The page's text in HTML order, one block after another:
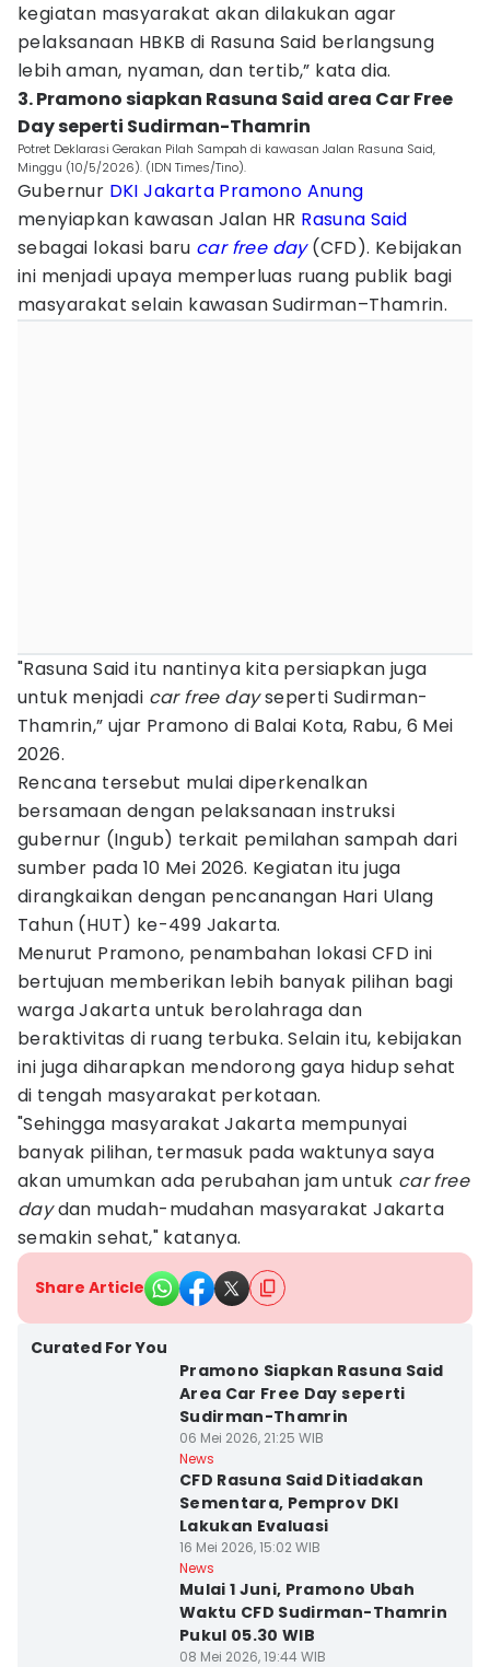
kegiatan masyarakat akan dilakukan agar
pelaksanaan HBKB di Rasuna Said berlangsung
lebih aman, nyaman, dan tertib,” kata dia.
3. Pramono siapkan Rasuna Said area Car Free
Day seperti Sudirman-Thamrin
Potret Deklarasi Gerakan Pilah Sampah di kawasan Jalan Rasuna Said,
Minggu (10/5/2026). (IDN Times/Tino).
Gubernur DKI Jakarta Pramono Anung
menyiapkan kawasan Jalan HR Rasuna Said
sebagai lokasi baru car free day(CFD). Kebijakan
ini menjadi upaya memperluas ruang publik bagi
masyarakat selain kawasan Sudirman–Thamrin.
"Rasuna Said itu nantinya kita persiapkan juga
untuk menjadi car free dayseperti Sudirman-
Thamrin,” ujar Pramono di Balai Kota, Rabu, 6 Mei
2026.
Rencana tersebut mulai diperkenalkan
bersamaan dengan pelaksanaan instruksi
gubernur (Ingub) terkait pemilahan sampah dari
sumber pada 10 Mei 2026. Kegiatan itu juga
dirangkaikan dengan pencanangan Hari Ulang
Tahun (HUT) ke-499 Jakarta.
Menurut Pramono, penambahan lokasi CFD ini
bertujuan memberikan lebih banyak pilihan bagi
warga Jakarta untuk berolahraga dan
beraktivitas di ruang terbuka. Selain itu, kebijakan
ini juga diharapkan mendorong gaya hidup sehat
di tengah masyarakat perkotaan.
"Sehingga masyarakat Jakarta mempunyai
banyak pilihan, termasuk pada waktunya saya
akan umumkan ada perubahan jam untuk car free
daydan mudah-mudahan masyarakat Jakarta
semakin sehat," katanya.
Share Article
Curated For You
Pramono Siapkan Rasuna Said
Area Car Free Day seperti
Sudirman-Thamrin
06 Mei 2026, 21:25 WIB
News
CFD Rasuna Said Ditiadakan
Sementara, Pemprov DKI
Lakukan Evaluasi
16 Mei 2026, 15:02 WIB
News
Mulai 1 Juni, Pramono Ubah
Waktu CFD Sudirman-Thamrin
Pukul 05.30 WIB
08 Mei 2026, 19:44 WIB